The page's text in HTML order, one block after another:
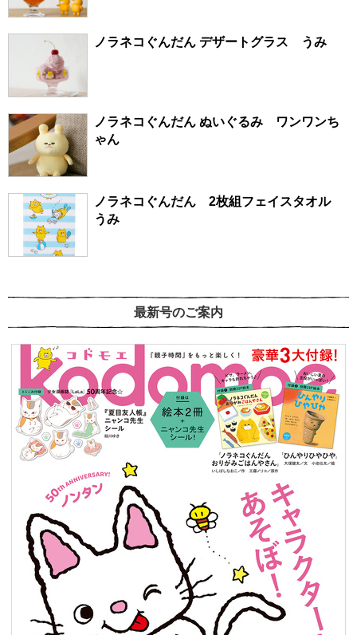
ノラネコぐんだん デザートグラス うみ
ノラネコぐんだん ぬいぐるみ ワンワンち
ゃん
ノラネコぐんだん 2枚組フェイスタオル
うみ
最新号のご案内